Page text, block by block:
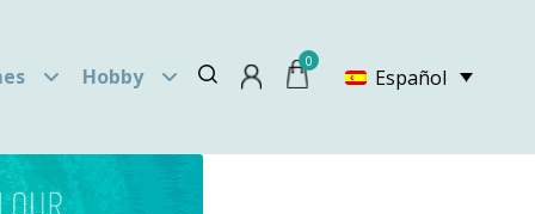
Hobby
0
Español